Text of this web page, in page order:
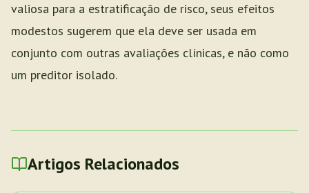
valiosa para a estratificação de risco, seus efeitos
modestos sugerem que ela deve ser usada em
conjunto com outras avaliações clínicas, e não como
um preditor isolado.
Artigos Relacionados